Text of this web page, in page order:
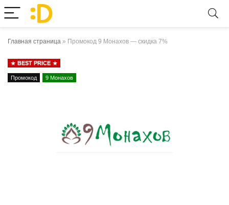
Главная страница » Промокод 9 Монахов — скидка 7%
BEST PRICE
Промокод 9 Монахов